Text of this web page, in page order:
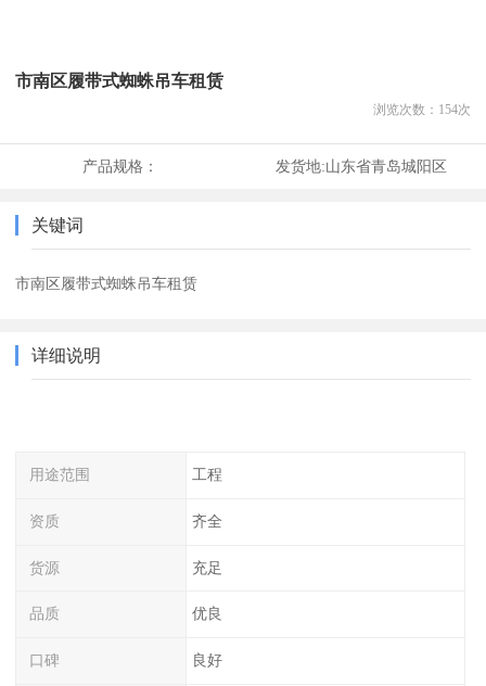
市南区履带式蜘蛛吊车租赁
浏览次数： 154次
产品规格： 发货地:山东省青岛城阳区
关键词
市南区履带式蜘蛛吊车租赁
详细说明
用途范围 工程
资质 齐全
货源 充足
品质 优良
口碑 良好